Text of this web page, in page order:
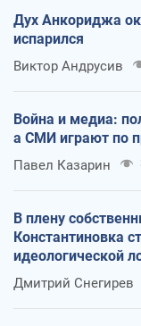
Дух Анкориджа
испарился
Виктор Андрусив
Война и медиа:
а СМИ играют по
Павел Казарин
В плену
Константиновка
идеологической
оккупантов
Дмитрий Снегирев